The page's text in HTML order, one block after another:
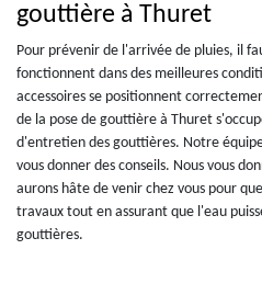
gouttière à Thuret
Pour prévenir de l'arrivée de pluies, il
fonctionnent dans des meilleures
accessoires se positionnent
de la pose de gouttière à Thuret
d'entretien des gouttières. Notre
vous donner des conseils. Nous vous
aurons hâte de venir chez vous pour
travaux tout en assurant que l'eau
gouttières.